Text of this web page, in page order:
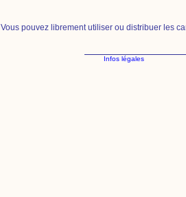
Vous pouvez librement utiliser ou distribuer les
Infos légales